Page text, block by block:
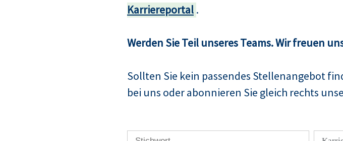
Karriereportal .
Werden Sie Teil unseres Teams. Wir freuen
Sollten Sie kein passendes Stellenangebot
bei uns oder abonnieren Sie gleich rechts